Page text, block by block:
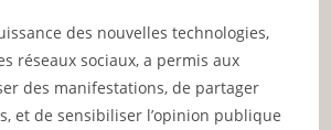
des nouvelles technologies,
réseaux sociaux, a permis aux
des manifestations, de partager
et de sensibiliser l’opinion publique